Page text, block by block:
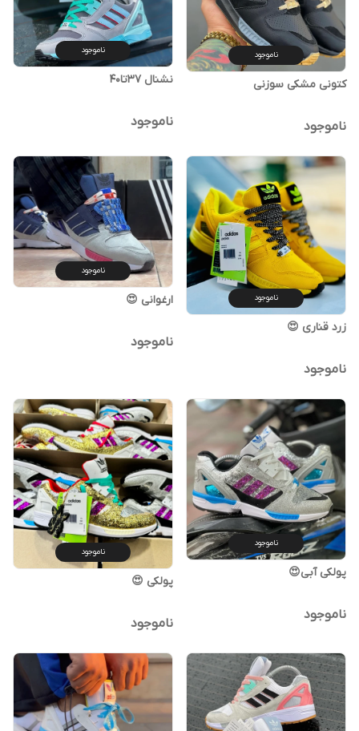
ناموجود
کتونی مشکی سوزنی
ناموجود
ناموجود
نشنال 37تا40
ناموجود
ناموجود
زرد قناری 😍
ناموجود
ناموجود
ارغوانی 😍
ناموجود
ناموجود
پولکی آبی😍
ناموجود
ناموجود
پولکی 😍
ناموجود